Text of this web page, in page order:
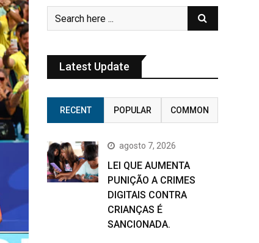
Latest Update
RECENT POPULAR COMMON
agosto 7, 2026
LEI QUE AUMENTA
PUNIÇÃO A CRIMES
DIGITAIS CONTRA
CRIANÇAS É
SANCIONADA.